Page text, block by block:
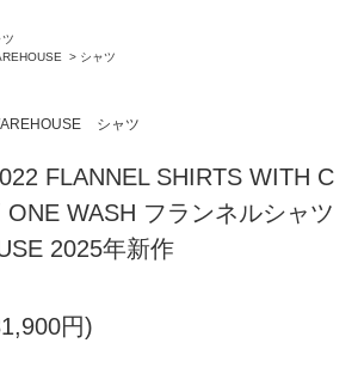
> シャツ
シャツ
FLANNEL SHIRTS WITH C
ONE WASH フランネルシャツ
2025年新作
円)